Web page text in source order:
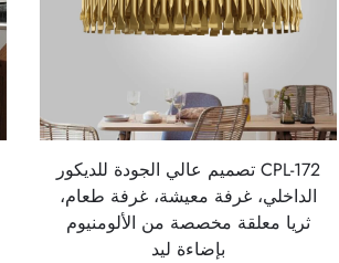
CPL-172 تصميم عالي الجودة للديكور
الداخلي، غرفة معيشة، غرفة طعام،
ثريا معلقة مخصصة من الألومنيوم
بإضاءة ليد